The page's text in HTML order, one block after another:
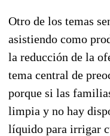
Otro de los temas
asistiendo como
la reducción de la
tema central de
porque si las
limpia y no hay
líquido para irrigar